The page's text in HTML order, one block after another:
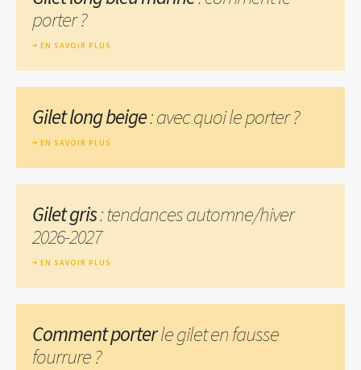
porter ?
EN SAVOIR PLUS
Gilet long beige: avec quoi le porter ?
EN SAVOIR PLUS
Gilet gris: tendances automne/hiver
2026-2027
EN SAVOIR PLUS
Comment porterle gilet en fausse
fourrure ?